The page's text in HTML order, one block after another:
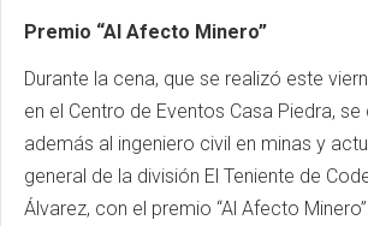
Premio “Al Afecto Minero”
Durante la cena, que se realizó este
en el Centro de Eventos Casa Piedra, se
además al ingeniero civil en minas y
general de la división El Teniente de
Álvarez, con el premio “Al Afecto